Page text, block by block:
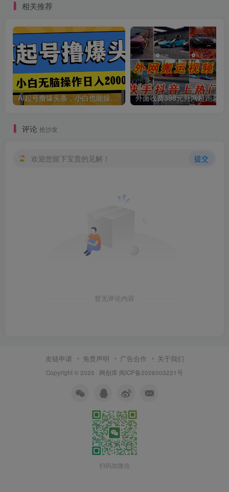
相关推荐
AI起号撸爆头条，小白也能操作，日入2000+
评论 抢沙发
欢迎您留下宝贵的见解！ 提交
暂无评论内容
友链申请 免责声明 广告合作 关于我们
Copyright © 2025 · 网创库 闽ICP备2026003221号
扫码加微信